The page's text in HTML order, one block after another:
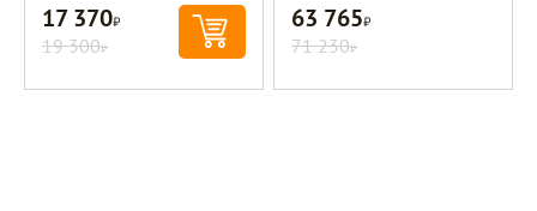
17 370Р
19 300Р
63 765Р
71 230Р